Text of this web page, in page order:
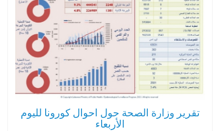
تقرير وزارة الصحة حول احوال كورونا لليوم
الأربعاء